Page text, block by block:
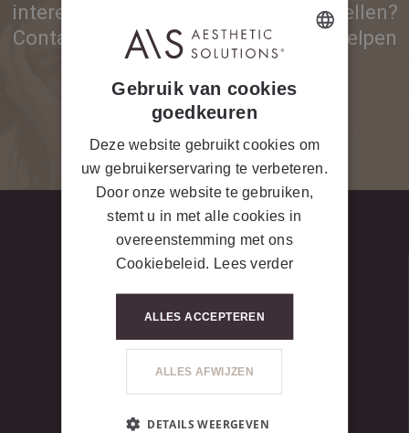
interesse in onze producten of toestellen?
Contacteer ons voor meer info. We helpen
je graag!
FRENCH
Gebruik van cookies
goedkeuren
Deze website gebruikt cookies om
uw gebruikerservaring te verbeteren.
Door onze website te gebruiken,
stemt u in met alle cookies in
overeenstemming met ons
Cookiebeleid. Lees verder
ALLES ACCEPTEREN
ALLES AFWIJZEN
DETAILS WEERGEVEN